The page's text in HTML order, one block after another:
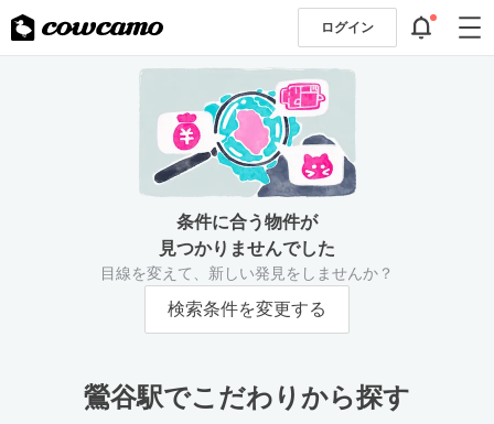
ログイン
条件に合う物件が
見つかりませんでした
目線を変えて、新しい発見をしませんか？
検索条件を変更する
鶯谷駅でこだわりから探す